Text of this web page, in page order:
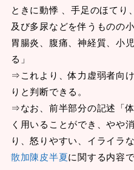
ときに動悸 、手足のほてり
及び多尿などを伴うものの
胃腸炎、腹痛、神経質、小
る」
⇒これより、体力虚弱者向
りと判断できる。
⇒なお、前半部分の記述「
く用いることができ、やや
り、怒りやすい、イライラ
散加陳皮半夏に関する内容で